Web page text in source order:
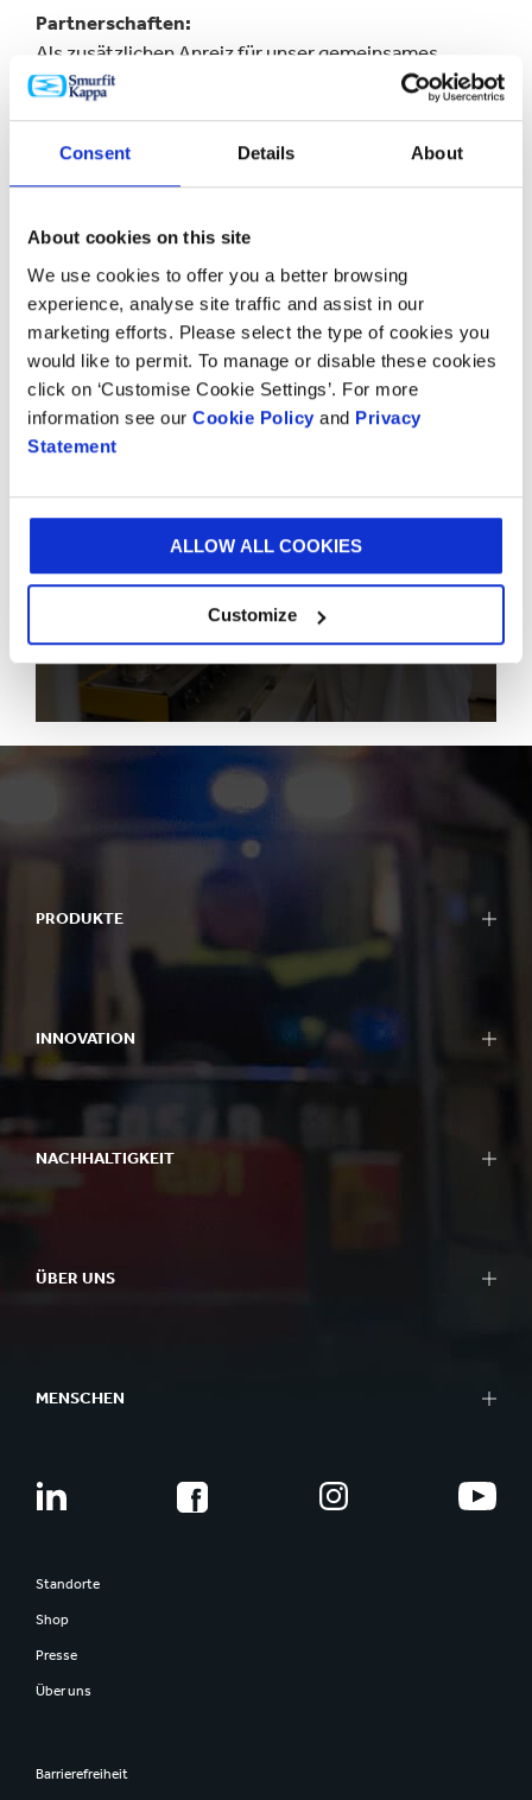
Consent Details About
About cookies on this site
We use cookies to offer you a better browsing
experience, analyse site traffic and assist in our
marketing efforts. Please select the type of cookies you
would like to permit. To manage or disable these cookies
click on ‘Customise Cookie Settings’. For more
information see our Cookie Policy and Privacy
Statement
ALLOW ALL COOKIES
Customize
Partnerschaften:
Als zusätzlichen Anreiz für unser gemeinsames
Innovationsnetzwerk arbeiten wir mit Universitäten
kompetentesten externen Experten ein und
F&E-Bereiche
F&E-Centres
PRODUKTE
INNOVATION
NACHHALTIGKEIT
ÜBER UNS
MENSCHEN
Standorte
Shop
Presse
Über uns
Barrierefreiheit